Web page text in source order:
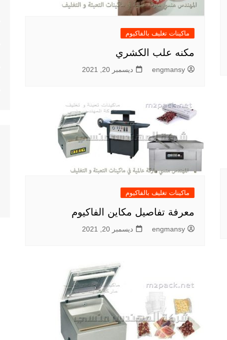
ماكينات تغليف بالفاكيوم
مكنه علب الكشري
engmansy ديسمبر 20, 2021
ماكينات تغليف بالفاكيوم
معرفة تفاصيل مكاين الفاكيوم
engmansy ديسمبر 20, 2021